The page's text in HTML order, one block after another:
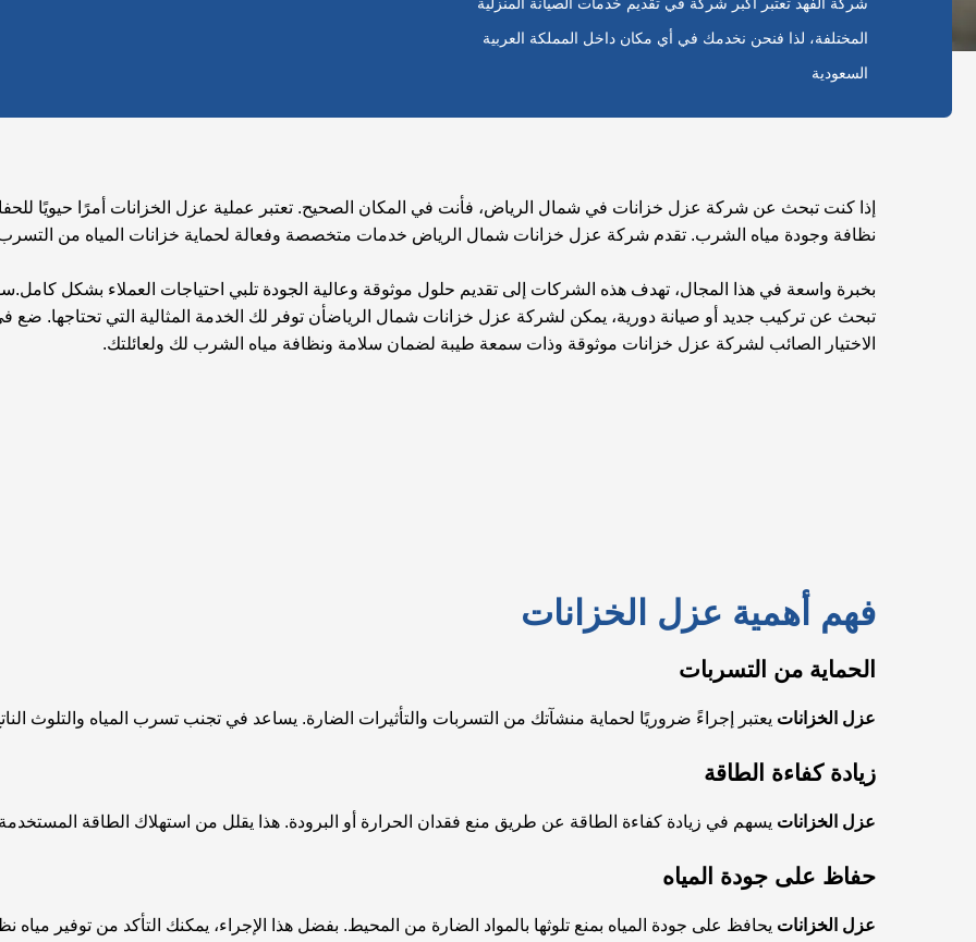
المختلفة، لذا فنحن نخدمك في أي مكان داخل المملكة العربية
السعودية
إذا كنت تبحث عن شركة عزل خزانات في شمال الرياض، فأنت في المكان الصحيح. تعتبر عملية عزل الخزانات أمرًا حيويًا
نظافة وجودة مياه الشرب. تقدم شركة عزل خزانات شمال الرياض خدمات متخصصة وفعالة لحماية خزانات المياه من التسرب
بخبرة واسعة في هذا المجال، تهدف هذه الشركات إلى تقديم حلول موثوقة وعالية الجودة تلبي احتياجات العملاء بشكل كامل.
تبحث عن تركيب جديد أو صيانة دورية، يمكن لشركة عزل خزانات شمال الرياضأن توفر لك الخدمة المثالية التي تحتاجها. ضع
الاختيار الصائب لشركة عزل خزانات موثوقة وذات سمعة طيبة لضمان سلامة ونظافة مياه الشرب لك ولعائلتك.
فهم أهمية عزل الخزانات
الحماية من التسربات
عزل الخزانات يعتبر إجراءً ضروريًا لحماية منشآتك من التسربات والتأثيرات الضارة. يساعد في تجنب تسرب المياه والتلوث
زيادة كفاءة الطاقة
عزل الخزانات يسهم في زيادة كفاءة الطاقة عن طريق منع فقدان الحرارة أو البرودة. هذا يقلل من استهلاك الطاقة
حفاظ على جودة المياه
عزل الخزانات يحافظ على جودة المياه بمنع تلوثها بالمواد الضارة من المحيط. بفضل هذا الإجراء، يمكنك التأكد من توفير